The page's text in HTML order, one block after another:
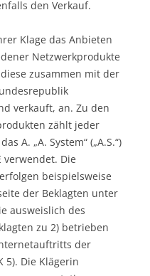
den Verkauf.
Klage das Anbieten
Netzwerkprodukte
zusammen mit der
verkauft, an. Zu den
zählt jeder
A. „A. System“ („A.S.“)
verwendet. Die
beispielsweise
der Beklagten unter
ausweislich des
zu 2) betrieben
der
5). Die Klägerin